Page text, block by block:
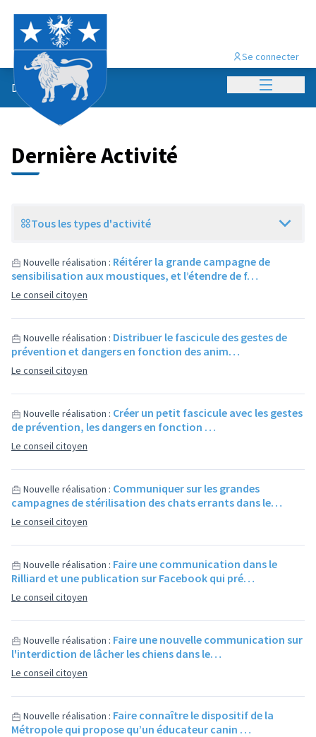
Menu
Se connecter
Dernières activités
Dernière Activité
Tous les types d'activité
Nouvelle réalisation : Réitérer la grande campagne de
sensibilisation aux moustiques, et l’étendre de f…
Le conseil citoyen
Nouvelle réalisation : Distribuer le fascicule des gestes de
prévention et dangers en fonction des anim…
Le conseil citoyen
Nouvelle réalisation : Créer un petit fascicule avec les gestes
de prévention, les dangers en fonction …
Le conseil citoyen
Nouvelle réalisation : Communiquer sur les grandes
campagnes de stérilisation des chats errants dans le…
Le conseil citoyen
Nouvelle réalisation : Faire une communication dans le
Rilliard et une publication sur Facebook qui pré…
Le conseil citoyen
Nouvelle réalisation : Faire une nouvelle communication sur
l'interdiction de lâcher les chiens dans le…
Le conseil citoyen
Nouvelle réalisation : Faire connaître le dispositif de la
Métropole qui propose qu’un éducateur canin …